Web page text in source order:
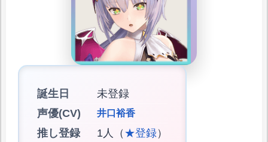
誕生日
未登録
声優(CV)
井口裕香
推し登録 1人（ ★登録）